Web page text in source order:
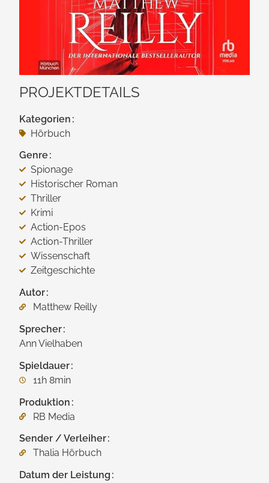
PROJEKTDETAILS
Kategorien
Hörbuch
Genre
Spionage
Historischer Roman
Thriller
Krimi
Action-Epos
Action-Thriller
Wissenschaft
Zeitgeschichte
Autor
Matthew Reilly
Sprecher
Ann Vielhaben
Spieldauer
11h 8min
Produktion
RB Media
Sender / Verleiher
Thalia Hörbuch
Datum der Leistung